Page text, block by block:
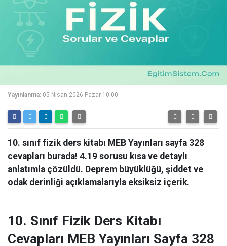
Yayınlanma: 05 Nisan 2026 Pazar 10:00
10. sınıf fizik ders kitabı MEB Yayınları sayfa 328
cevapları burada! 4.19 sorusu kısa ve detaylı
anlatımla çözüldü. Deprem büyüklüğü, şiddet ve
odak derinliği açıklamalarıyla eksiksiz içerik.
10. Sınıf Fizik Ders Kitabı
Cevapları MEB Yayınları Sayfa 328